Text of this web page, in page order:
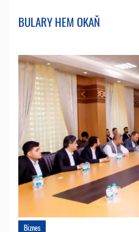
BULARY HEM OKAŇ
Biznes